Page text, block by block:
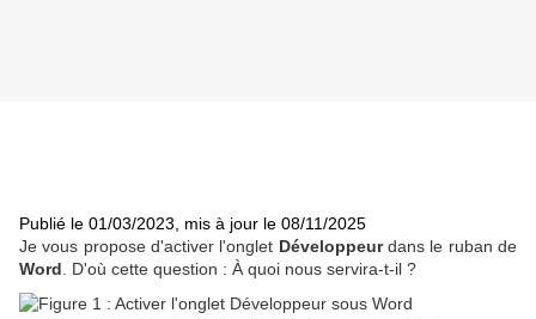
Publié le 01/03/2023, mis à jour le 08/11/2025
Je vous propose d'activer l'onglet Développeurdans le ruban de
Word . D'où cette question : À quoi nous servira-t-il ?